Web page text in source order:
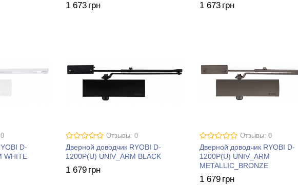
1 673 грн 1 673 грн
D-
WHITE
Отзывы: 0
Дверной доводчик RYOBI D-
1200P(U) UNIV_ARM BLACK
1 679 грн
Отзывы: 0
Дверной доводчик RYOBI D-
1200P(U) UNIV_ARM
METALLIC_BRONZE
1 679 грн